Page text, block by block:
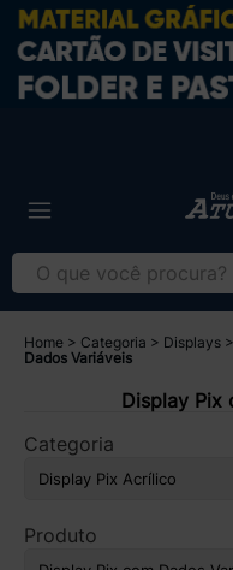
Home Categoria Displays
Dados Variáveis
Display Pix
Categoria
Produto